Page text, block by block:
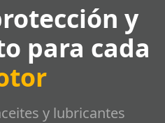
y
para cada
y lubricantes